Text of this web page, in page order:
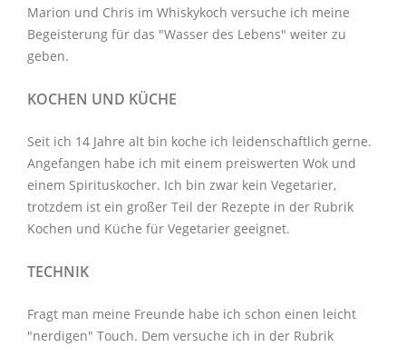
Marion und Chris im Whiskykoch versuche ich meine
Begeisterung für das "Wasser des Lebens" weiter zu
geben.
KOCHEN UND KÜCHE
Seit ich 14 Jahre alt bin koche ich leidenschaftlich gerne.
Angefangen habe ich mit einem preiswerten Wok und
einem Spirituskocher. Ich bin zwar kein Vegetarier,
trotzdem ist ein großer Teil der Rezepte in der Rubrik
Kochen und Küche für Vegetarier geeignet.
TECHNIK
Fragt man meine Freunde habe ich schon einen leicht
"nerdigen" Touch. Dem versuche ich in der Rubrik